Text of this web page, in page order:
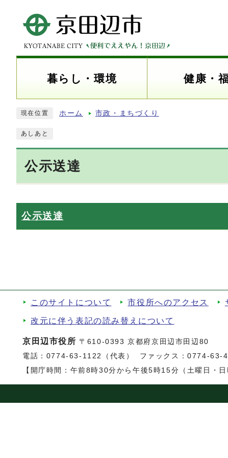
暮らし・環境 健康・
現在位置 ホーム 市政・まちづくり
あしあと
公示送達
公示送達
このサイトについて 市役所へのアクセス
改元に伴う表記の読み替えについて
京田辺市役所 〒610-0393 京都府京田辺市田辺80
電話： 0774-63-1122（代表）
ファックス：0774-63-
【開庁時間：午前8時30分から午後5時15分（土曜日・